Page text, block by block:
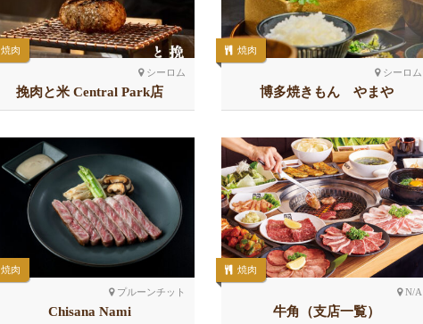
シーロム
焼肉
挽肉と米 Central Park店
シーロム
焼肉
博多焼きもん やまや
プルーンチット
焼肉
Chisana Nami
N/A
焼肉
牛角（支店一覧）